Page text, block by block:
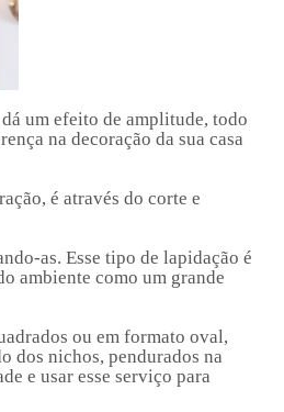
um efeito de amplitude, todo
na decoração da sua casa
é através do corte e
as. Esse tipo de lapidação é
ambiente como um grande
ou em formato oval,
dos nichos, pendurados na
e usar esse serviço para